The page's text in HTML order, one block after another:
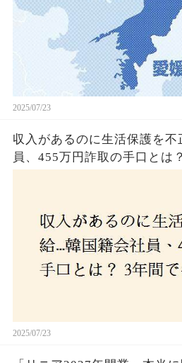
2025/07/23
収入があるのに生活保護を
員、455万円詐取の手口とは
2025/07/23